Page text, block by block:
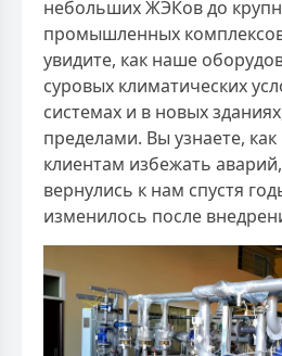
небольших ЖЭКов до
промышленных
увидите, как наше
суровых климатических
системах и в новых
пределами. Вы узнаете,
клиентам избежать
вернулись к нам спустя
изменилось после